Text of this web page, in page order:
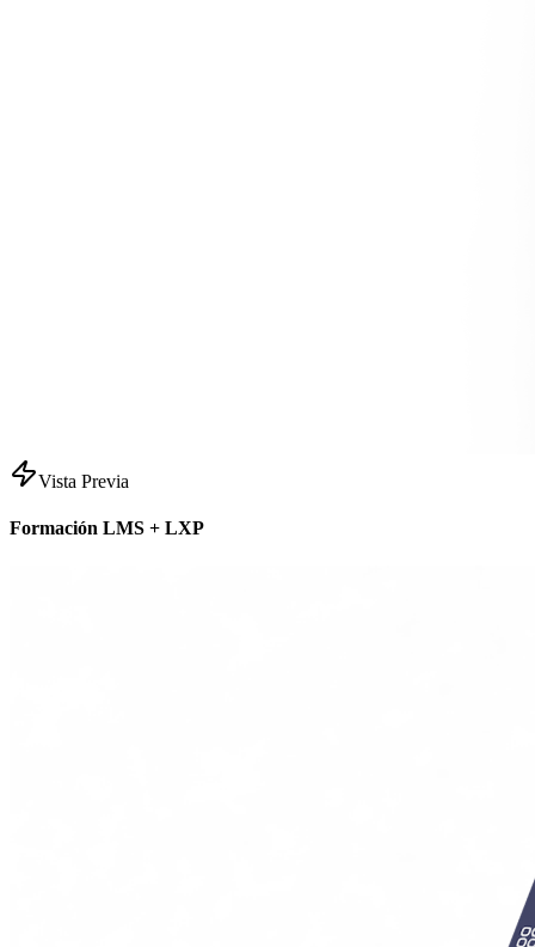
Vista Previa
Formación LMS + LXP